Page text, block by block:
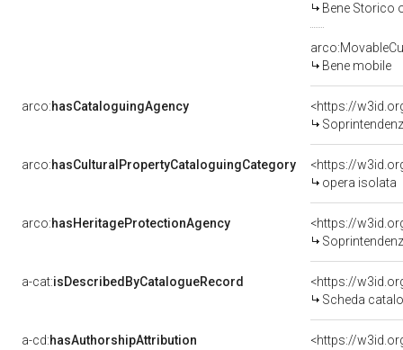
Bene Storico
Bene mobile
arco:hasCataloguingAgency
<https://
Soprintendenza per i
arco:hasCulturalPropertyCataloguingCategory
<https://
opera isolata
arco:hasHeritageProtectionAgency
<https://
a-cat:isDescribedByCatalogueRecord
<https://
Scheda
a-cd:hasAuthorshipAttribution